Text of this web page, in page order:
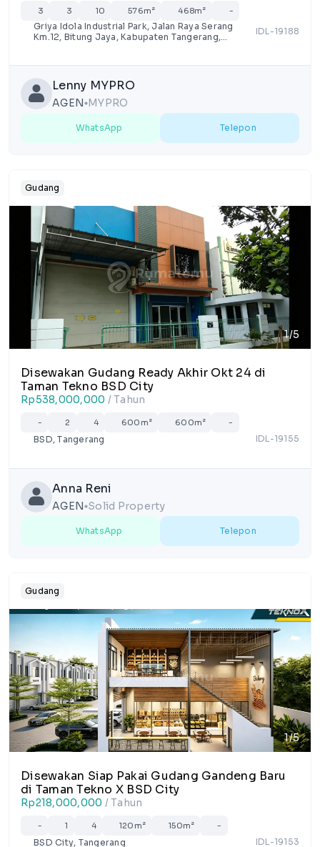
3 3 10 576m² 468m² -
Griya Idola Industrial Park, Jalan Raya Serang
Km.12, Bitung Jaya, Kabupaten Tangerang,
IDL-19188
Lenny MYPRO
AGEN lens MYPRO
WhatsApp Telepon
Gudang
1/5
Disewakan Gudang Ready Akhir Okt 24 di
Taman Tekno BSD City
Rp538,000,000 / Tahun
- 2 4 600m² 600m² -
BSD, Tangerang IDL-19155
Anna Reni
AGEN lens Solid Property
WhatsApp Telepon
Gudang
1/5
Disewakan Siap Pakai Gudang Gandeng Baru
di Taman Tekno X BSD City
Rp218,000,000 / Tahun
- 1 4 120m² 150m² -
BSD City, Tangerang IDL-19153